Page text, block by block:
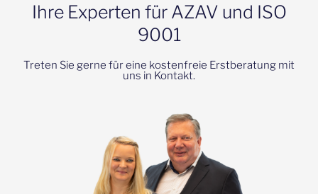
Ihre Experten für AZAV und ISO
9001
Treten Sie gerne für eine kostenfreie Erstberatung mit
uns in Kontakt.